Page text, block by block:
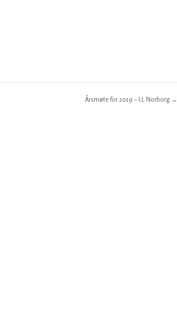
Årsmøte for 2019 – I.L Norborg →